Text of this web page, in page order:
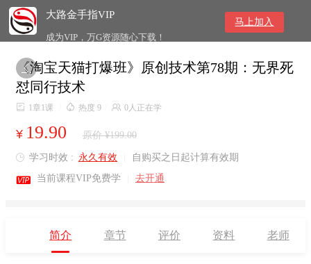
大路金手指VIP
成为VIP，万G资源随心下载！
马上加入

《淘宝天猫打爆班》原创技术第78期：无界死
怼同行技术
 1章1课  热度 9  0人正在学
¥ 19.90 原价 ¥199.00
 学习时效 : 永久有效 自购买之日起计算有效期
 当前课程VIP免费学 去开通
简介 章节 评价 资料 老师